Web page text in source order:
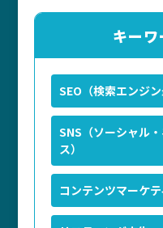
キー
SEO（検索エンジン
SNS（ソーシャル
ス）
コンテンツマーケ